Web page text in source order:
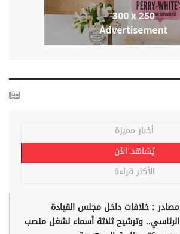
أخبار مميزة
يُشاهد الآن
الأكثر قراءة
مصادر : خلافات داخل مجلس القيادة
الرئاسي.. وترشيح ثلاثة أسماء لشغل منصب